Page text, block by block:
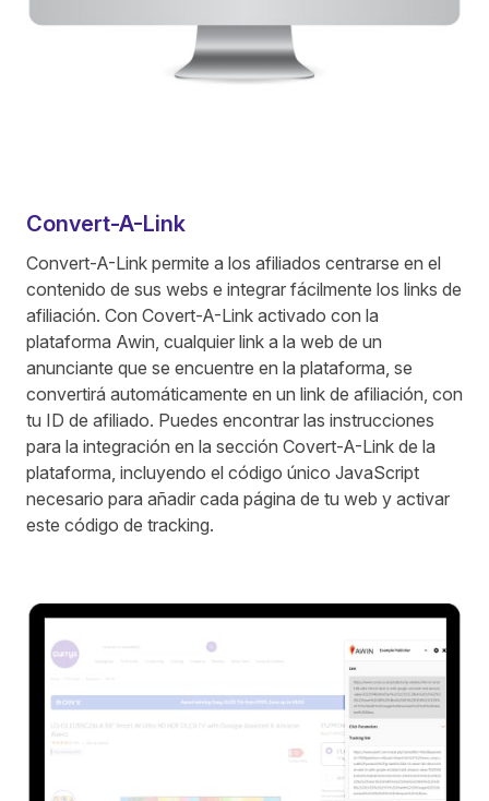
Convert-A-Link
Convert-A-Link permite a los afiliados centrarse en el
contenido de sus webs e integrar fácilmente los links de
afiliación. Con Covert-A-Link activado con la
plataforma Awin, cualquier link a la web de un
anunciante que se encuentre en la plataforma, se
convertirá automáticamente en un link de afiliación, con
tu ID de afiliado. Puedes encontrar las instrucciones
para la integración en la sección Covert-A-Link de la
plataforma, incluyendo el código único JavaScript
necesario para añadir cada página de tu web y activar
este código de tracking.